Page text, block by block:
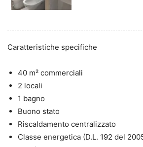
Caratteristiche specifiche
40 m² commerciali
2 locali
1 bagno
Buono stato
Riscaldamento centralizzato
Classe energetica (D.L. 192 del